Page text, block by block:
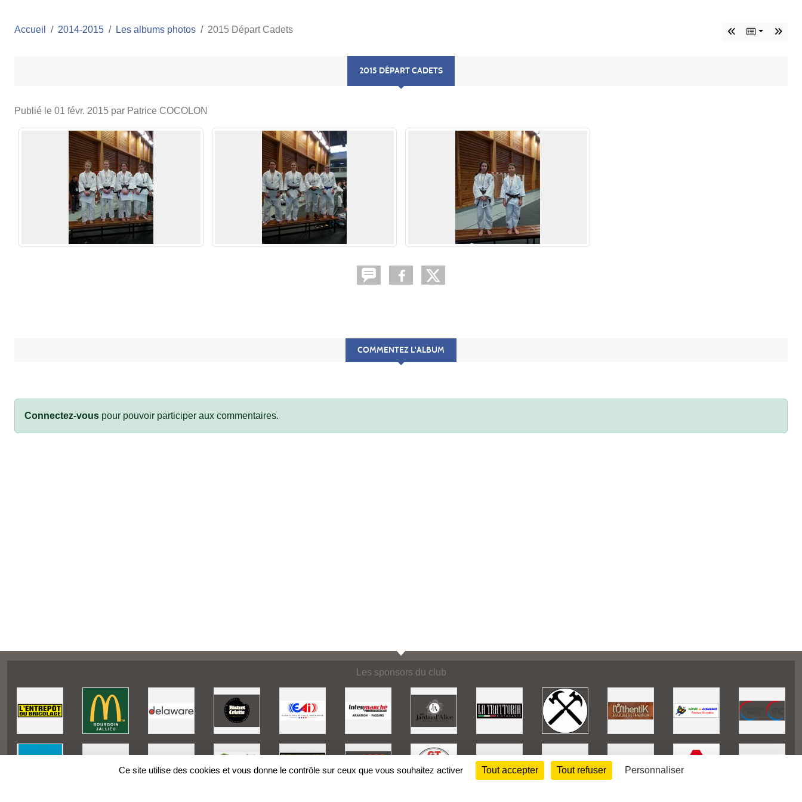
Accueil 2014-2015 Les albums photos 2015 Départ Cadets
2015 DÉPART CADETS
Publié le 01 févr. 2015 par Patrice COCOLON
COMMENTEZ L'ALBUM
Connectez-vous pour pouvoir participer aux commentaires.
Les sponsors du club
Ce site utilise des cookies et vous donne le contrôle sur ceux que vous souhaitez activer Tout accepter Tout refuser Personnaliser